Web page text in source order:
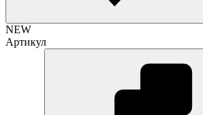
NEW
Артикул